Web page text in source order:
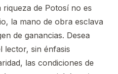
de Potosí no es
la mano de obra esclava
de ganancias. Desea
lector, sin énfasis
las condiciones de